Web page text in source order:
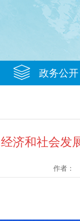
政务公开
济和社会发
作者：